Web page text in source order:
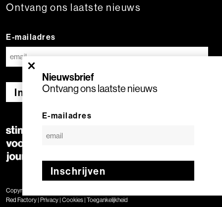
×
Nieuwsbrief
Ontvang ons laatste nieuws
E-mailadres
Inschrijven
Ontvang ons laatste nieuws
E-mailadres
Inschrijven
Copyright © 2020 Stimuleringsfonds voor de Journalistiek | Geproduceerd door
Red Factory | Privacy | Cookies | Toegankelijkheid